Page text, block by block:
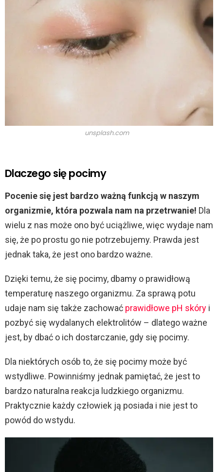
unsplash.com
Dlaczego się pocimy
Pocenie się jest bardzo ważną funkcją w naszym
organizmie, która pozwala nam na przetrwanie! Dla
wielu z nas może ono być uciążliwe, więc wydaje nam
się, że po prostu go nie potrzebujemy. Prawda jest
jednak taka, że jest ono bardzo ważne.
Dzięki temu, że się pocimy, dbamy o prawidłową
temperaturę naszego organizmu. Za sprawą potu
udaje nam się także zachować prawidłowe pH skóry i
pozbyć się wydalanych elektrolitów – dlatego ważne
jest, by dbać o ich dostarczanie, gdy się pocimy.
Dla niektórych osób to, że się pocimy może być
wstydliwe. Powinniśmy jednak pamiętać, że jest to
bardzo naturalna reakcja ludzkiego organizmu.
Praktycznie każdy człowiek ją posiada i nie jest to
powód do wstydu.